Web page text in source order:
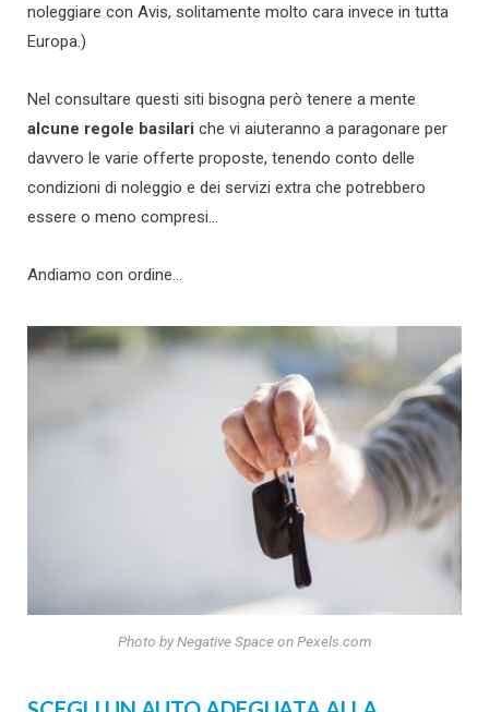
noleggiare con Avis, solitamente molto cara invece in tutta
Europa.)
Nel consultare questi siti bisogna però tenere a mente
alcune regole basilari che vi aiuteranno a paragonare per
davvero le varie offerte proposte, tenendo conto delle
condizioni di noleggio e dei servizi extra che potrebbero
essere o meno compresi…
Andiamo con ordine…
Photo by Negative Space on Pexels.com